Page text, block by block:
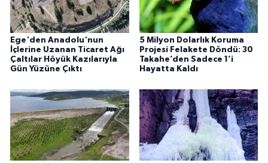
Ege'den Anadolu'nun
İçlerine Uzanan Ticaret Ağı
Çaltılar Höyük Kazılarıyla
Gün Yüzüne Çıktı
5 Milyon Dolarlık Koruma
Projesi Felakete Döndü: 30
Takahe’den Sadece 1’i
Hayatta Kaldı